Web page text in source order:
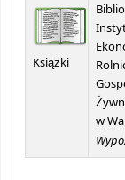
Książki
w